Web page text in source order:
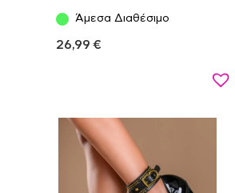
Άμεσα Διαθέσιμο
26,99 €